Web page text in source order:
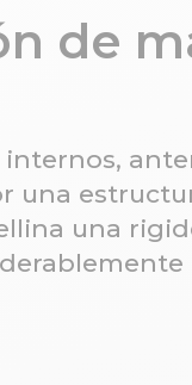
de
internos,
una
una